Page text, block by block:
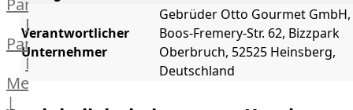
Partner
Frischetheken-
Partner
Männer
Metzger
|
Verantwortlicher
Unternehmer
Gebrüder Otto Gourmet GmbH,
Boos-Fremery-Str. 62, Bizzpark
Oberbruch, 52525 Heinsberg,
Deutschland